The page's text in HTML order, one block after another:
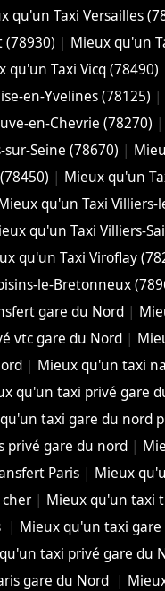
qu'un Taxi Versailles
(78930) | Mieux qu'un
qu'un Taxi Vicq (78490)
en-Yvelines (78125) |
en-Chevrie (78270) |
Seine (78670) |
| Mieux qu'un
qu'un Taxi Villiers-
qu'un Taxi Villiers-
qu'un Taxi Viroflay
le-Bretonneux
gare du Nord|
vtc gare du Nord|
| Mieux qu'un taxi
qu'un taxi privé gare
taxi gare du nord
privé gare du nord |
Paris| Mieux
| Mieux qu'un taxi
| Mieux qu'un taxi gare
taxi privé gare du
gare du Nord |